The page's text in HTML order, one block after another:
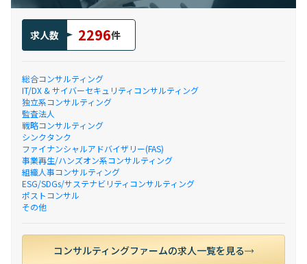
求人数 2296件
総合コンサルティング
IT/DX & サイバーセキュリティコンサルティング
独立系コンサルティング
監査法人
戦略コンサルティング
シンクタンク
ファイナンシャルアドバイザリー(FAS)
事業再生/ハンズオン系コンサルティング
組織人事コンサルティング
ESG/SDGs/サステナビリティコンサルティング
ポストコンサル
その他
コンサルティングファームの求人一覧を見る